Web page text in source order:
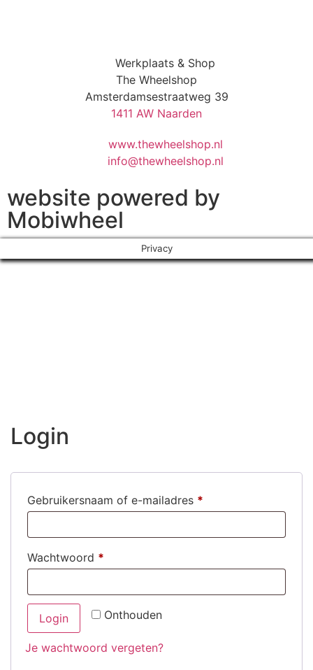
Werkplaats & Shop
The Wheelshop
Amsterdamsestraatweg 39
1411 AW Naarden
www.thewheelshop.nl
info@thewheelshop.nl
website powered by
Mobiwheel
Privacy
Login
Gebruikersnaam of e-mailadres *
Wachtwoord *
Onthouden
Login
Je wachtwoord vergeten?